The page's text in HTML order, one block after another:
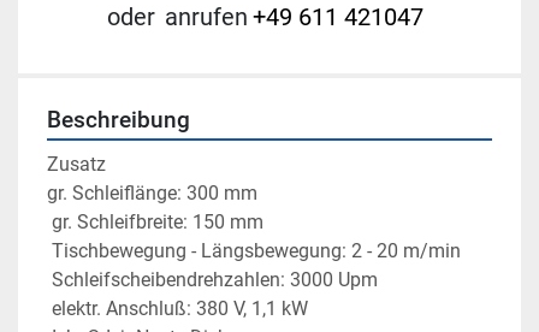
oder anrufen +49 611 421047
Beschreibung
Zusatz
gr. Schleiflänge: 300 mm
gr. Schleifbreite: 150 mm
Tischbewegung - Längsbewegung: 2 - 20 m/min
Schleifscheibendrehzahlen: 3000 Upm
elektr. Anschluß: 380 V, 1,1 kW